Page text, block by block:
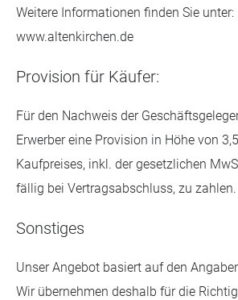
Weitere Informationen finden Sie unter:
www.altenkirchen.de
Provision für Käufer:
Für den Nachweis der
Erwerber eine Provision in Höhe von
Kaufpreises, inkl. der gesetzlichen
fällig bei Vertragsabschluss, zu zahlen.
Sonstiges
Unser Angebot basiert auf den
Wir übernehmen deshalb für die